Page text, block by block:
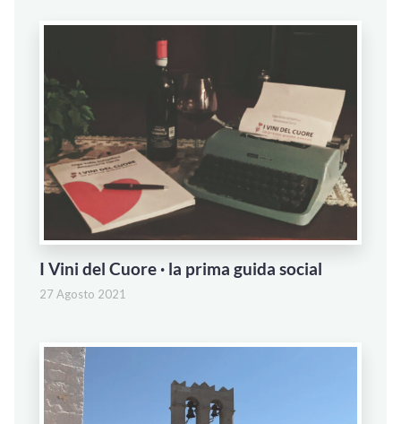
I Vini del Cuore · la prima guida social
27 Agosto 2021